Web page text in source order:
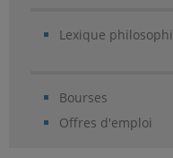
Lexique
Bourses
Offres d'emploi